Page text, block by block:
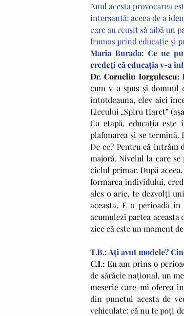
Our Recent Posts
Anul acesta provocarea
intersantă: aceea de a
care au reuşit să aibă un
frumos prind educaţie şi
Maria Burada: Ce ne
credeţi că educaţia v-a
Dr. Corneliu Iorgulescu:
cum v-a spus şi domnul
întotdeauna, elev aici
Liceului „Spiru Haret”
Ca etapă, educaţia
plafonarea şi se termină.
De ce? Pentru că intrăm
majoră. Nivelul la care
ciclul primar. După
formarea individului,
ales o arie, te dezvolţi
aceasta. E o perioadă
acumulezi partea
zice că este un moment
T.B.: Aţi avut modele?
C.I.: Eu am prins o
de sărăcie naţional, un
meserie care-mi oferea
din punctul acesta de
vehiculate: că nu te poţi